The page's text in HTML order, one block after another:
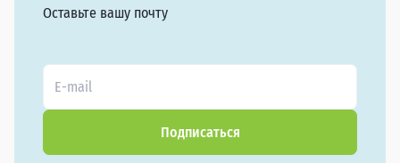
Оставьте вашу почту
Подписаться